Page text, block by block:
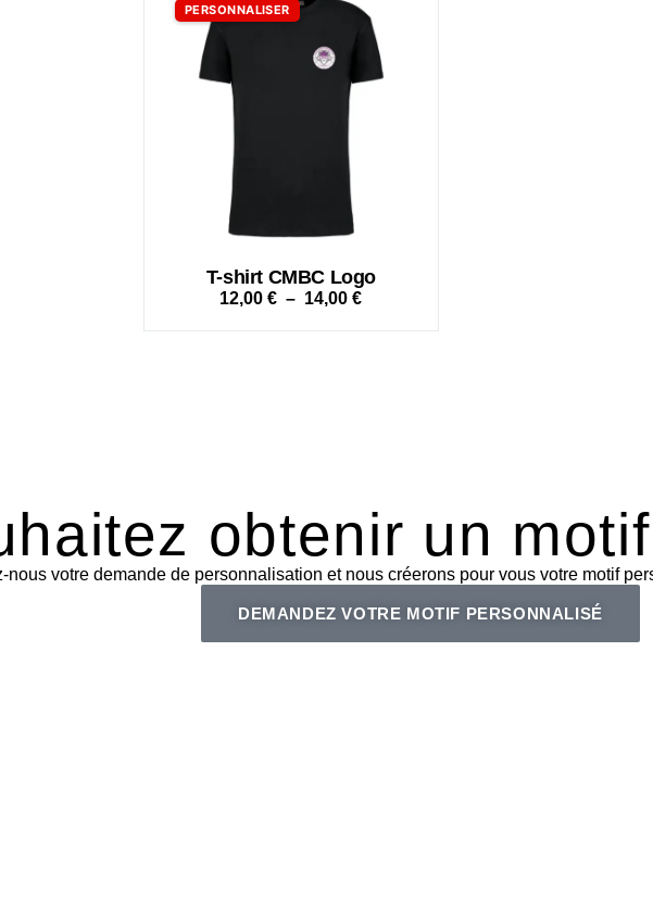
PERSONNALISER
T-shirt CMBC Logo
12,00€ – 14,00€
obtenir un
nous votre demande de personnalisation et nous créerons pour vous votre motif
DEMANDEZ VOTRE MOTIF PERSONNALISÉ